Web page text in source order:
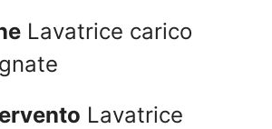
Lavatrice carico
Lavatrice